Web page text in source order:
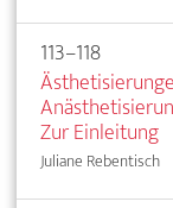
113–118
Zur Einleitung
Juliane Rebentisch